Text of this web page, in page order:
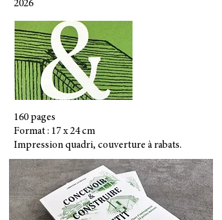
2026
160 pages
Format : 17 x 24 cm
Impression quadri, couverture à rabats.